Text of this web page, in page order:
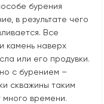
бурения
в результате чего
Все
камень наверх
или его продувки.
с бурением –
скважины таким
времени.